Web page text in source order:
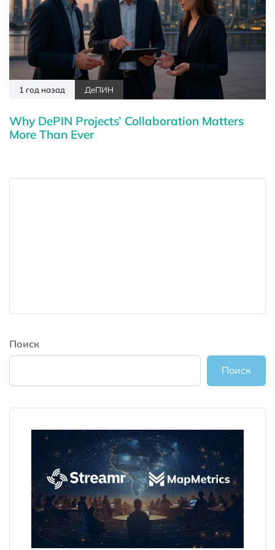
1 год назад ДеПИН
Why DePIN Projects’ Collaboration Matters
More Than Ever
Поиск
Поиск